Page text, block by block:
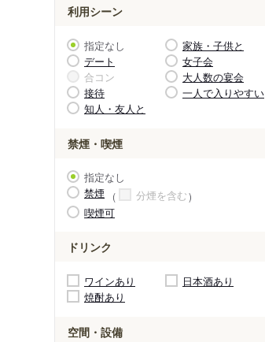
利用シーン
指定なし
家族・子供と
デート
女子会
合コン
大人数の宴会
接待
一人で入りやすい
知人・友人と
禁煙・喫煙
指定なし
禁煙
分煙を含む
喫煙可
ドリンク
ワインあり
日本酒あり
焼酎あり
空間・設備